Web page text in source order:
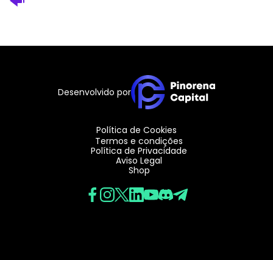
Desenvolvido por
Política de Cookies
Termos e condições
Política de Privacidade
Aviso Legal
Shop